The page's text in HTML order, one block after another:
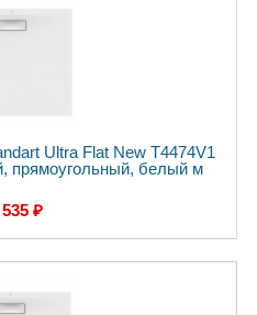
Ultra Flat New T4474V1
прямоугольный, белый м
₽